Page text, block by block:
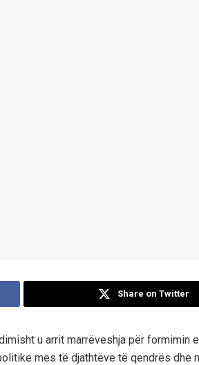
Share on Twitter
u arrit marrëveshja për formimin
mes të djathtëve të qendrës dhe